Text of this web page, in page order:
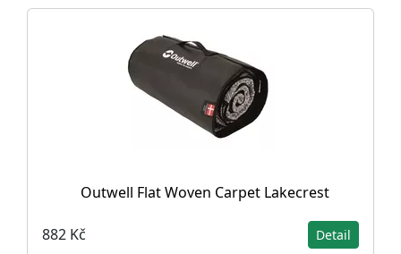
Outwell Flat Woven Carpet Lakecrest
882 Kč Detail